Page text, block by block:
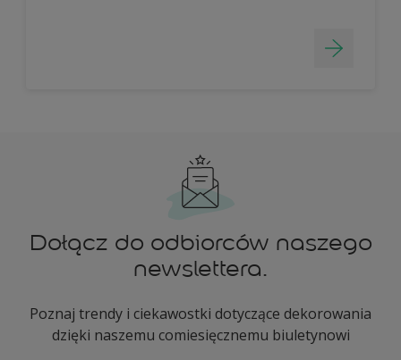
Dołącz do odbiorców naszego
newslettera.
Poznaj trendy i ciekawostki dotyczące dekorowania
dzięki naszemu comiesięcznemu biuletynowi